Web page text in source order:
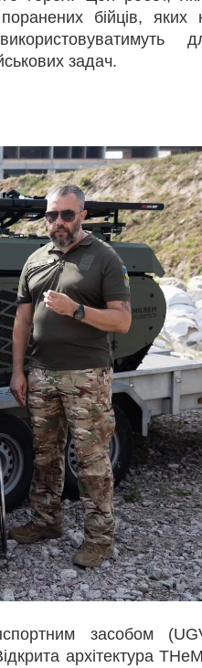
бійців, яких
задач.
засобом
архітектура